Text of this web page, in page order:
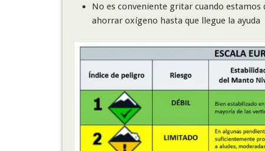
No es conveniente gritar cuando
ahorrar oxígeno hasta que llegue la ayuda